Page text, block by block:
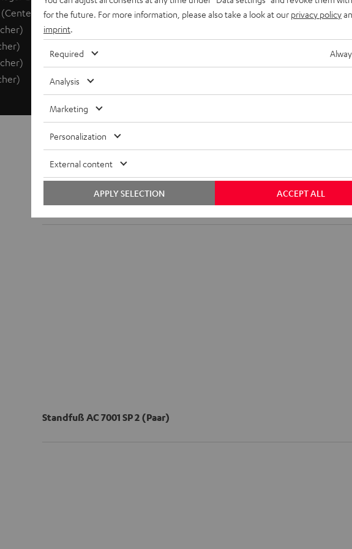
/ UL 40 C Mk3 18 (Center)
Standfuß AC 7001 SP 2 (Paar)
for the future. For more information, please also take a look at our privacy policy
imprint
Required
Analysis
Marketing
Personalization
External content
ACCEPT ALL
APPLY SELECTION